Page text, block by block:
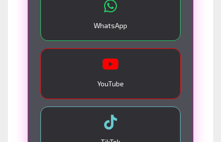
WhatsApp
YouTube